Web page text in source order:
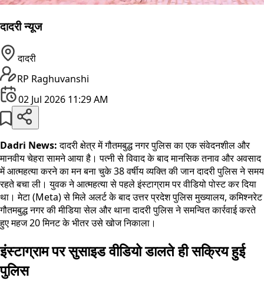
दादरी न्यूज
दादरी
RP Raghuvanshi
02 Jul 2026 11:29 AM
Dadri News:दादरी क्षेत्र में गौतमबुद्ध नगर पुलिस का एक संवेदनशील और
मानवीय चेहरा सामने आया है। पत्नी से विवाद के बाद मानसिक तनाव और अवसाद
में आत्महत्या करने का मन बना चुके 38 वर्षीय व्यक्ति की जान दादरी पुलिस ने समय
रहते बचा ली। युवक ने आत्महत्या से पहले इंस्टाग्राम पर वीडियो पोस्ट कर दिया
था। मेटा (Meta) से मिले अलर्ट के बाद उत्तर प्रदेश पुलिस मुख्यालय, कमिश्नरेट
गौतमबुद्ध नगर की मीडिया सेल और थाना दादरी पुलिस ने समन्वित कार्रवाई करते
हुए महज 20 मिनट के भीतर उसे खोज निकाला।
इंस्टाग्राम पर सुसाइड वीडियो डालते ही सक्रिय हुई
पुलिस